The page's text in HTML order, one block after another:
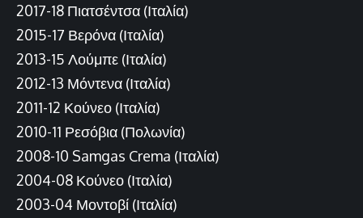
2017-18 Πιατσέντσα (Ιταλία)
2015-17 Βερόνα (Ιταλία)
2013-15 Λούμπε (Ιταλία)
2012-13 Μόντενα (Ιταλία)
2011-12 Κούνεο (Ιταλία)
2010-11 Ρεσόβια (Πολωνία)
2008-10 Samgas Crema (Ιταλία)
2004-08 Κούνεο (Ιταλία)
2003-04 Μοντοβί (Ιταλία)